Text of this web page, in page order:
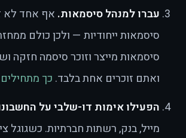
עברו למנהל סיסמאות.
סיסמאות ייחודיות — ולכן כולם
סיסמאות מייצר וזוכר סיסמה חזקה
ואתם זוכרים אחת בלבד. כך
הפעילו אימות דו-שלבי על
מייל, בנק, רשתות חברתיות. כשגוגל